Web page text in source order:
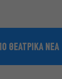
ΘΕΑΤΡΙΚΑ ΝΕΑ